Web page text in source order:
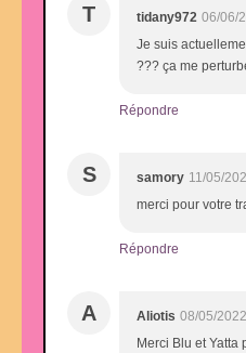
T tidany972 06/06/
Je suis
??? ça me
Répondre
S samory 11/05/
merci pour votre
Répondre
A Aliotis 08/05/
Merci Blu et